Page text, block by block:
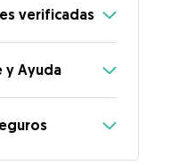
verificadas
y Ayuda